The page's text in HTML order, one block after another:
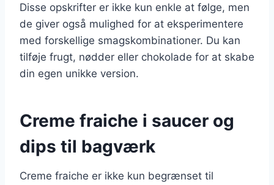
Disse opskrifter er ikke kun enkle at følge, men
de giver også mulighed for at eksperimentere
med forskellige smagskombinationer. Du kan
tilføje frugt, nødder eller chokolade for at skabe
din egen unikke version.
Creme fraiche i saucer og
dips til bagværk
Creme fraiche er ikke kun begrænset til